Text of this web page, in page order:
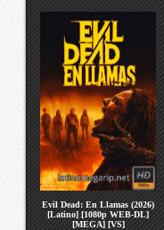
Evil Dead: En Llamas (2026)
[Latino] [1080p WEB-DL]
[MEGA] [VS]